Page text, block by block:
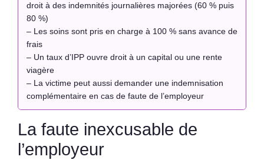
droit à des indemnités journalières majorées (60 % puis
80 %)
– Les soins sont pris en charge à 100 % sans avance de
frais
– Un taux d’IPP ouvre droit à un capital ou une rente
viagère
– La victime peut aussi demander une indemnisation
complémentaire en cas de faute de l’employeur
La faute inexcusable de
l’employeur